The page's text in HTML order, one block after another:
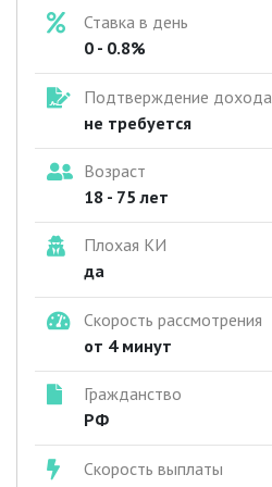
Ставка в день
0 - 0.8%
Подтверждение дохода
не требуется
Возраст
18 - 75 лет
Плохая КИ
да
Скорость рассмотрения
от 4 минут
Гражданство
РФ
Скорость выплаты